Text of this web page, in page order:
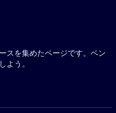
スを集めたページです。ベン
よう。